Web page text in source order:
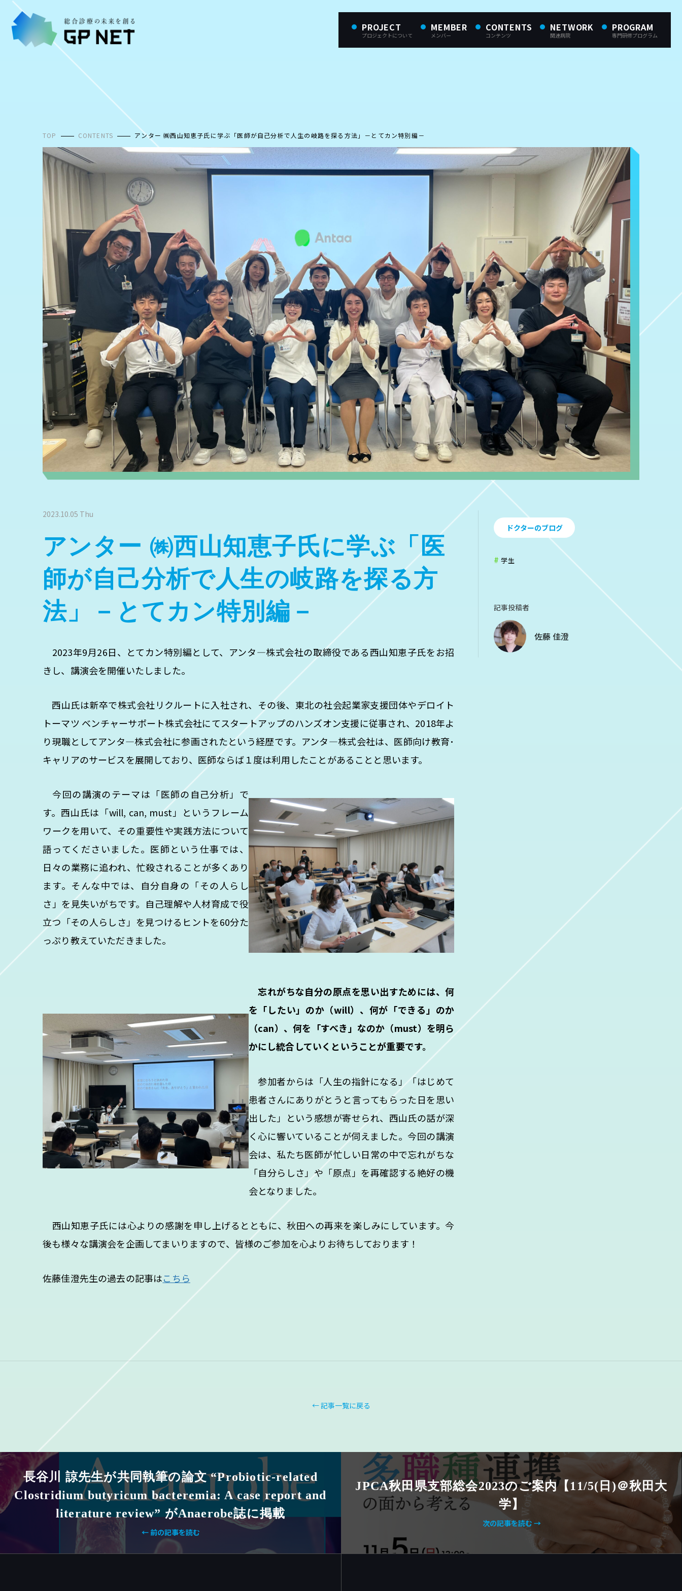
PROJECT
プロジェクトについて
MEMBER
メンバー
CONTENTS
コンテンツ
NETWORK
関連病院
PROGRAM
専門研修プログラム
TOP CONTENTS アンター ㈱西山知恵子氏に学ぶ「医師が自己分析で人生の岐路を探る方法」－とてカン特別編－
2023.10.05 Thu
アンター ㈱西山知恵子氏に学ぶ「医
師が自己分析で人生の岐路を探る方
法」－とてカン特別編－
2023年9月26日、とてカン特別編として、アンタ―株式会社の取締役である西山知恵子氏をお招
きし、講演会を開催いたしました。
西山氏は新卒で株式会社リクルートに入社され、その後、東北の社会起業家支援団体やデロイト
トーマツ ベンチャーサポート株式会社にてスタートアップのハンズオン支援に従事され、2018年よ
り現職としてアンタ―株式会社に参画されたという経歴です。アンタ―株式会社は、医師向け教育･
キャリアのサービスを展開しており、医師ならば１度は利用したことがあることと思います。
今回の講演のテーマは「医師の自己分析」で
す。西山氏は「will, can, must」というフレーム
ワークを用いて、その重要性や実践方法について
語ってくださいました。医師という仕事では、
日々の業務に追われ、忙殺されることが多くあり
ます。そんな中では、自分自身の「その人らし
さ」を見失いがちです。自己理解や人材育成で役
立つ「その人らしさ」を見つけるヒントを60分た
っぷり教えていただきました。
忘れがちな自分の原点を思い出すためには、何
を「したい」のか（will）、何が「できる」のか
（can）、何を「すべき」なのか（must）を明ら
かにし統合していくということが重要です。
参加者からは「人生の指針になる」「はじめて
患者さんにありがとうと言ってもらった日を思い
出した」という感想が寄せられ、西山氏の話が深
く心に響いていることが伺えました。今回の講演
会は、私たち医師が忙しい日常の中で忘れがちな
「自分らしさ」や「原点」を再確認する絶好の機
会となりました。
西山知恵子氏には心よりの感謝を申し上げるとともに、秋田への再来を楽しみにしています。今
後も様々な講演会を企画してまいりますので、皆様のご参加を心よりお待ちしております！
佐藤佳澄先生の過去の記事はこちら
ドクターのブログ
学生
記事投稿者
佐藤 佳澄
← 記事一覧に戻る
長谷川 諒先生が共同執筆の論文 “Probiotic-related
Clostridium butyricum bacteremia: A case report and
literature review” がAnaerobe誌に掲載
← 前の記事を読む
JPCA秋田県支部総会2023のご案内【11/5(日)＠秋田大
学】
次の記事を読む →